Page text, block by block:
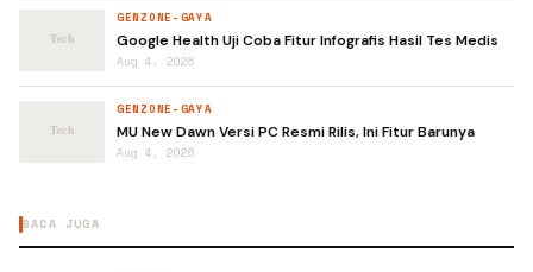
GENZONE-GAYA
Google Health Uji Coba Fitur Infografis Hasil Tes Medis
Aug 4, 2026
GENZONE-GAYA
MU New Dawn Versi PC Resmi Rilis, Ini Fitur Barunya
Aug 4, 2026
BACA JUGA